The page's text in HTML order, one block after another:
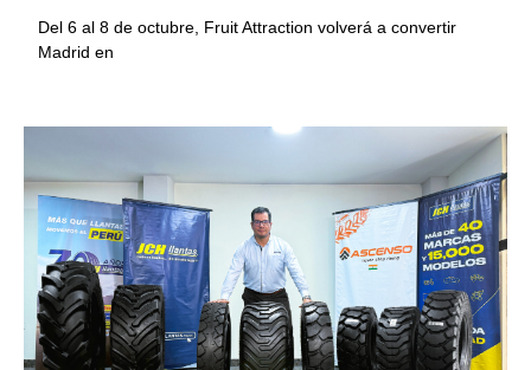
Del 6 al 8 de octubre, Fruit Attraction volverá a convertir
Madrid en